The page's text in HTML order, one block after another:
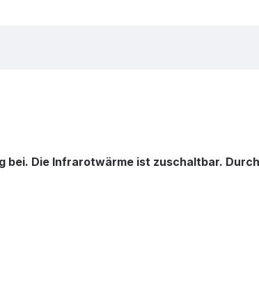
Die Infrarotwärme ist zuschaltbar.